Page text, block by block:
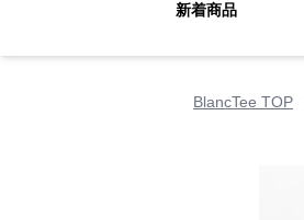
新着商品
BlancTee TOP